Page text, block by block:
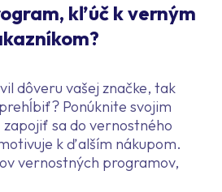
kľúč k verným
dôveru vašej značke, tak
Ponúknite svojim
sa do vernostného
k ďalším nákupom.
vernostných programov,